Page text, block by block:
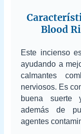
Blood
Este incienso
ayudando a
calmantes
nerviosos. Es
buena suerte
además de
agentes